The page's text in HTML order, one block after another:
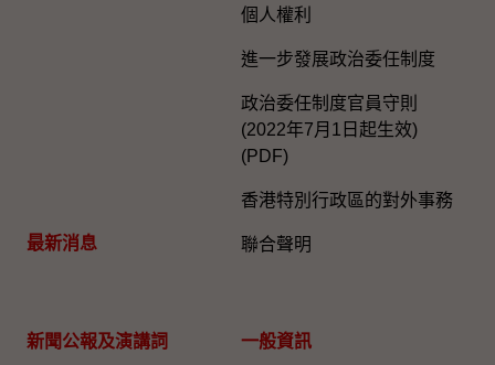
最新消息
個人權利
進一步發展政治委任制度
政治委任制度官員守則
(2022年7月1日起生效)
(PDF)
香港特別行政區的對外事務
聯合聲明
新聞公報及演講詞 一般資訊​